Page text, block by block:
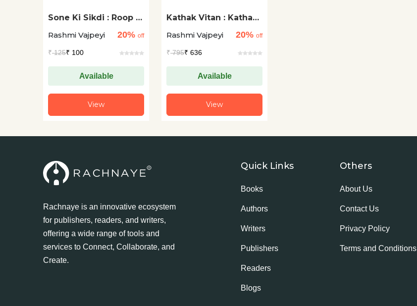
Sone Ki Sikdi : Roop Ki
Rashmi Vajpeyi
20% off
₹125₹ 100
Available
View
Kathak Vitan : Kathak
Rashmi Vajpeyi
20% off
₹795₹ 636
Available
View
Rachnaye is an innovative ecosystem
for publishers, readers, and writers,
offering a wide range of tools and
services to Connect, Collaborate, and
Create.
Quick Links
Books
Authors
Writers
Publishers
Readers
Blogs
Others
About Us
Contact Us
Privacy Policy
Terms and Conditions